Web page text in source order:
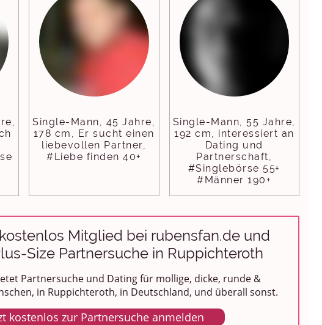
Single-Mann, 45 Jahre,
178 cm, Er sucht einen
liebevollen Partner,
#Liebe finden 40+
Single-Mann, 55 Jahre,
192 cm, interessiert an
Dating und
Partnerschaft,
#Singlebörse 55+
#Männer 190+
Mitglied bei rubensfan.de und
Size Partnersuche in Ruppichteroth
Partnersuche und Dating für mollige, dicke, runde &
in Ruppichteroth, in Deutschland, und überall sonst.
kostenlos zur Partnersuche anmelden